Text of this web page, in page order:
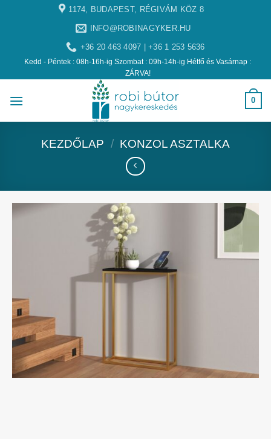
1174, BUDAPEST, RÉGIVÁM KÖZ 8
INFO@ROBINAGYKER.HU
+36 20 463 4097 | +36 1 253 5636
Kedd - Péntek : 08h-16h-ig Szombat : 09h-14h-ig Hétfő és Vasárnap :
ZÁRVA!
0
KEZDŐLAP / KONZOL ASZTALKA